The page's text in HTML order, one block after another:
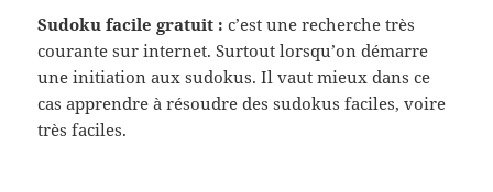
Sudoku facile gratuit : c’est une recherche très
courante sur internet. Surtout lorsqu’on démarre
une initiation aux sudokus. Il vaut mieux dans ce
cas apprendre à résoudre des sudokus faciles, voire
très faciles.